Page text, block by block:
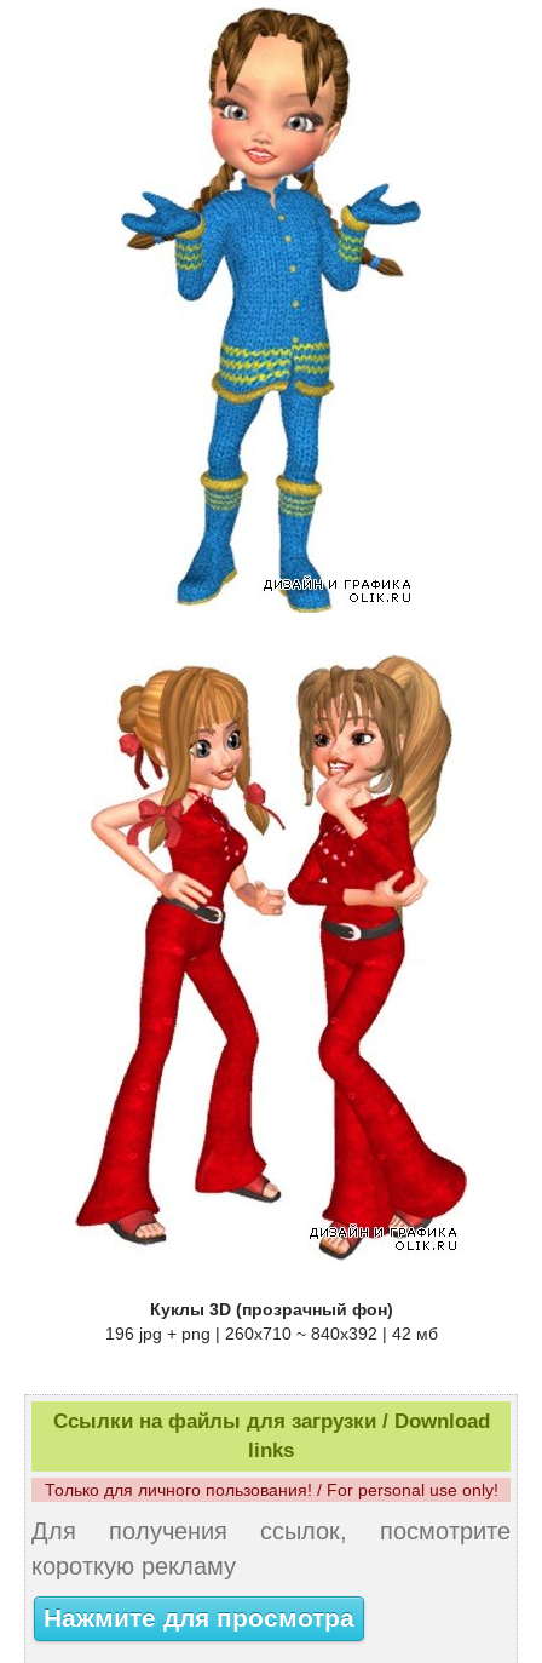
Куклы 3D (прозрачный фон)
196 jpg + png | 260х710 ~ 840x392 | 42 мб
Ссылки на файлы для загрузки / Download
links
Только для личного пользования! / For personal use only!
Для получения ссылок, посмотрите
короткую рекламу
Нажмите для просмотра